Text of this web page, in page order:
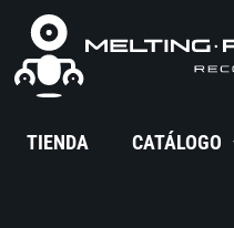
TIENDA CATÁLOGO